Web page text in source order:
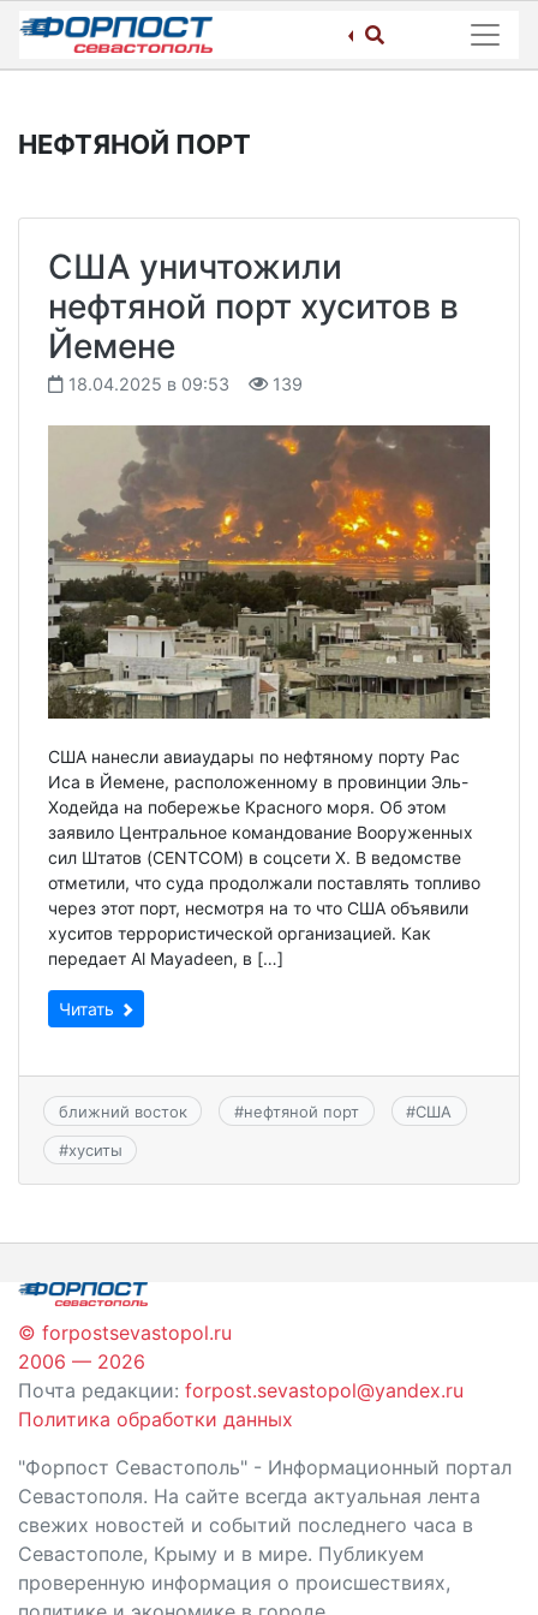
Skip
content
НЕФТЯНОЙ ПОРТ
США уничтожили
нефтяной порт хуситов в
Йемене
18.04.2025 в 09:53 139
США нанесли авиаудары по нефтяному порту Рас
Иса в Йемене, расположенному в провинции Эль-
Ходейда на побережье Красного моря. Об этом
заявило Центральное командование Вооруженных
сил Штатов (CENTCOM) в соцсети Х. В ведомстве
отметили, что суда продолжали поставлять топливо
через этот порт, несмотря на то что США объявили
хуситов террористической организацией. Как
передает Al Mayadeen, в […]
Читать
ближний восток #нефтяной порт #США
#хуситы
© forpostsevastopol.ru
2006 — 2026
Почта редакции: forpost.sevastopol@yandex.ru
Политика обработки данных
"Форпост Севастополь" - Информационный портал
Севастополя. На сайте всегда актуальная лента
свежих новостей и событий последнего часа в
Севастополе, Крыму и в мире. Публикуем
проверенную информация о происшествиях,